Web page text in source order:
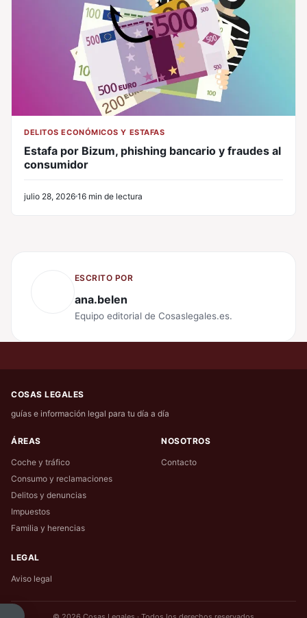
DELITOS ECONÓMICOS Y ESTAFAS
Estafa por Bizum, phishing bancario y fraudes al
consumidor
julio 28, 2026 16 min de lectura
ESCRITO POR
ana.belen
Equipo editorial de Cosaslegales.es.
COSAS LEGALES
guías e información legal para tu día a día
ÁREAS
Coche y tráfico
Consumo y reclamaciones
Delitos y denuncias
Impuestos
Familia y herencias
NOSOTROS
Contacto
LEGAL
Aviso legal